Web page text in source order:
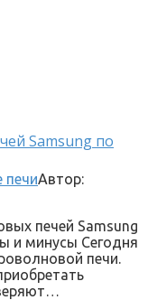
Samsung по
Автор:
печей Samsung
и минусы Сегодня
печи.